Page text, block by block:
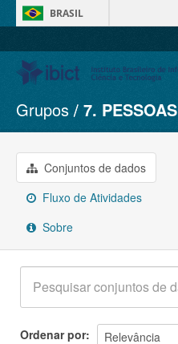
BRASIL
Conjuntos de dados
Organizações
Grupos
Sobre
Grupos 7. PESSOAS
Conjuntos de dados
Fluxo de Atividades
Sobre
Ordenar por